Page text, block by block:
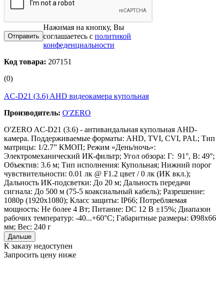
Нажимая на кнопку, Вы
соглашаетесь с политикой
конфеденциальности
Код товара: 207151
(0)
AC-D21 (3.6) AHD видеокамера купольная
Производитель: O'ZERO
O'ZERO AC-D21 (3.6) - антивандальная купольная AHD-
камера. Поддерживаемые форматы: AHD, TVI, CVI, PAL; Тип
матрицы: 1/2.7” КМОП; Режим «День/ночь»:
Электромеханический ИК-фильтр; Угол обзора: Г: 91°, В: 49°;
Объектив: 3.6 м; Тип исполнения: Купольная; Нижний порог
чувствительности: 0.01 лк @ F1.2 цвет / 0 лк (ИК вкл.);
Дальность ИК-подсветки: До 20 м; Дальность передачи
сигнала: До 500 м (75-5 коаксиальный кабель); Разрешение:
1080p (1920x1080); Класс защиты: IP66; Потребляемая
мощность: Не более 4 Вт; Питание: DC 12 В ±15%; Диапазон
рабочих температур: -40...+60°С; Габаритные размеры: Ø98x66
мм; Вес: 240 г
Дальше
К заказу недоступен
Запросить цену ниже